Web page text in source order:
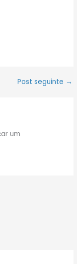
Post seguinte →
um